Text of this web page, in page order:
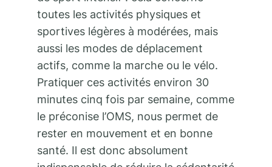
toutes les activités physiques et
sportives légères à modérées, mais
aussi les modes de déplacement
actifs, comme la marche ou le vélo.
Pratiquer ces activités environ 30
minutes cinq fois par semaine, comme
le préconise l’OMS, nous permet de
rester en mouvement et en bonne
santé. Il est donc absolument